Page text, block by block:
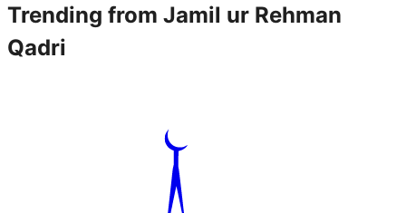
Trending from Jamil ur Rehman
Qadri